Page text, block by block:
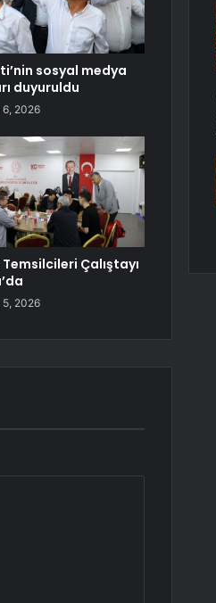
sosyal medya
duyuruldu
6, 2026
Çalıştayı
5, 2026